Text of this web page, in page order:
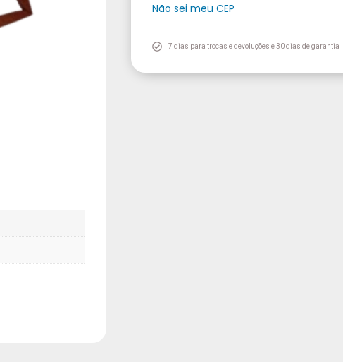
Não sei meu CEP
7 dias para trocas e devoluções e 30 dias de garantia